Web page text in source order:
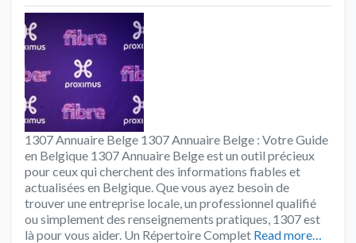
1307 Annuaire Belge 1307 Annuaire Belge : Votre Guide
en Belgique 1307 Annuaire Belge est un outil précieux
pour ceux qui cherchent des informations fiables et
actualisées en Belgique. Que vous ayez besoin de
trouver une entreprise locale, un professionnel qualifié
ou simplement des renseignements pratiques, 1307 est
là pour vous aider. Un Répertoire Complet Read more…